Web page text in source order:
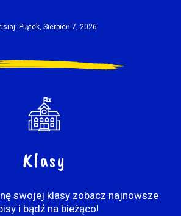
Piątek, Sierpień 7, 2026
Klasy
swojej klasy zobacz najnowsze
i bądź na bieżąco!